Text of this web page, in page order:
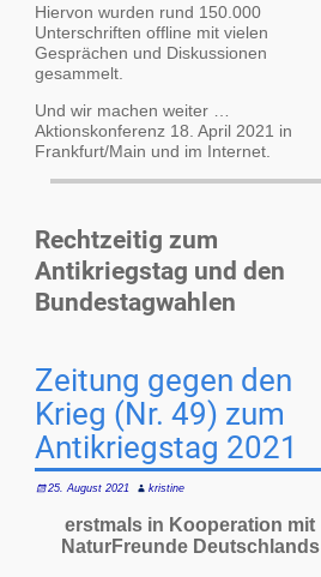
Hiervon wurden rund 150.000
Unterschriften offline mit vielen
Gesprächen und Diskussionen
gesammelt.
Und wir machen weiter …
Aktionskonferenz 18. April 2021 in
Frankfurt/Main und im Internet.
Rechtzeitig zum
Antikriegstag und den
Bundestagwahlen
Zeitung gegen den
Krieg (Nr. 49) zum
Antikriegstag 2021
25. August 2021 kristine
erstmals in Kooperation mit
NaturFreunde Deutschlands